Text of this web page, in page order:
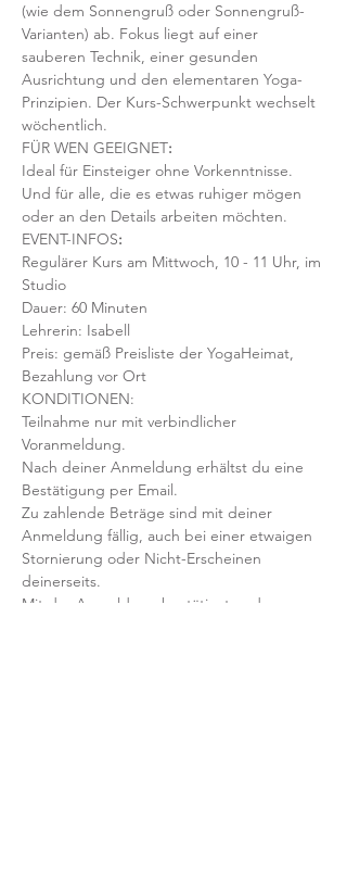
(wie dem Sonnengruß oder Sonnengruß-
Varianten) ab. Fokus liegt auf einer
sauberen Technik, einer gesunden
Ausrichtung und den elementaren Yoga-
Prinzipien. Der Kurs-Schwerpunkt wechselt
wöchentlich.
FÜR WEN GEEIGNET:
Ideal für Einsteiger ohne Vorkenntnisse.
Und für alle, die es etwas ruhiger mögen
oder an den Details arbeiten möchten.
EVENT-INFOS:
Regulärer Kurs am Mittwoch, 10 - 11 Uhr, im
Studio
Dauer: 60 Minuten
Lehrerin: Isabell
Preis: gemäß Preisliste der YogaHeimat,
Bezahlung vor Ort
KONDITIONEN:
Teilnahme nur mit verbindlicher
Voranmeldung.
Nach deiner Anmeldung erhältst du eine
Bestätigung per Email.
Zu zahlende Beträge sind mit deiner
Anmeldung fällig, auch bei einer etwaigen
Stornierung oder Nicht-Erscheinen
deinerseits.
Mit der Anmeldung bestätigst und